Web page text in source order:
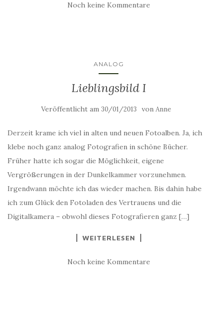
Noch keine Kommentare
ANALOG
Lieblingsbild I
Veröffentlicht am 30/01/2013 von Anne
Derzeit krame ich viel in alten und neuen Fotoalben. Ja, ich
klebe noch ganz analog Fotografien in schöne Bücher.
Früher hatte ich sogar die Möglichkeit, eigene
Vergrößerungen in der Dunkelkammer vorzunehmen.
Irgendwann möchte ich das wieder machen. Bis dahin habe
ich zum Glück den Fotoladen des Vertrauens und die
Digitalkamera – obwohl dieses Fotografieren ganz […]
WEITERLESEN
Noch keine Kommentare